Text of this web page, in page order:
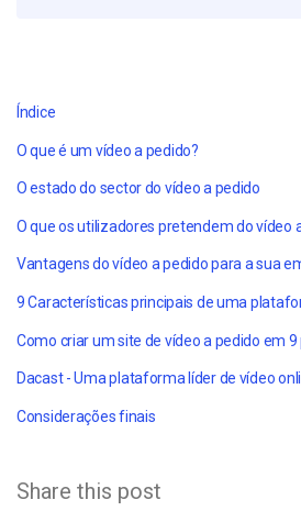
Índice
O que é um vídeo a pedido?
O estado do sector do vídeo a pedido
O que os utilizadores pretendem do vídeo
Vantagens do vídeo a pedido para a sua
Como criar um site de vídeo a pedido em 9
Considerações finais
Share this post